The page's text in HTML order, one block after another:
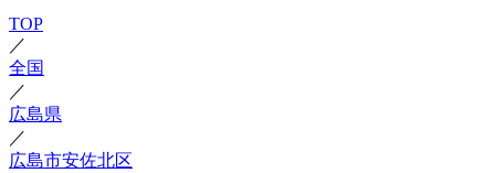
TOP
／
全国
／
広島県
／
広島市安佐北区